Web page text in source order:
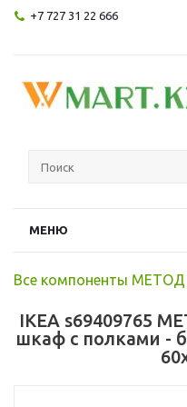
+7 727 31 22 666
МЕНЮ
Все компоненты МЕТОД
IKEA s69409765
шкаф с полками -